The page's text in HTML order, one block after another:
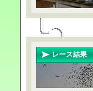
レース結果